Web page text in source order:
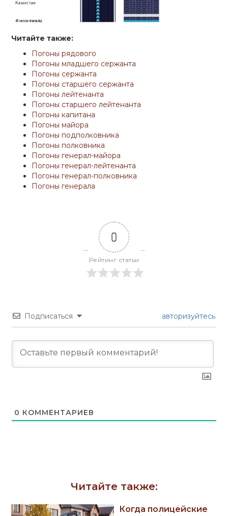
Читайте также:
Погоны рядового
Погоны младшего сержанта
Погоны сержанта
Погоны старшего сержанта
Погоны лейтенанта
Погоны старшего лейтенанта
Погоны капитана
Погоны майора
Погоны подполковника
Погоны полковника
Погоны генерал-майора
Погоны генерал-лейтенанта
Погоны генерал-полковника
Погоны генерала
0
Рейтинг статьи
Подписаться авторизуйтесь
0 КОММЕНТАРИЕВ
Читайте также:
Когда полицейские